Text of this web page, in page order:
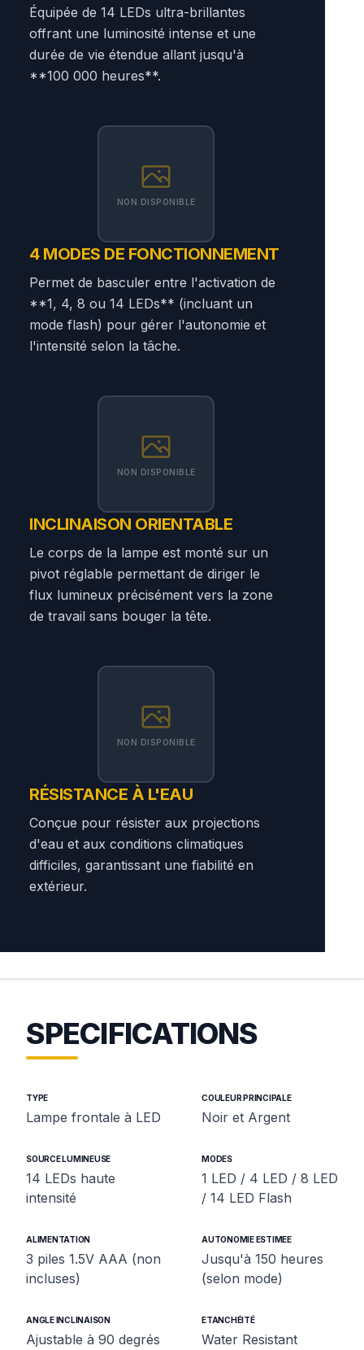
Équipée de 14 LEDs ultra-brillantes
offrant une luminosité intense et une
durée de vie étendue allant jusqu'à
**100 000 heures**.
NON DISPONIBLE
4 MODES DE FONCTIONNEMENT
Permet de basculer entre l'activation de
**1, 4, 8 ou 14 LEDs** (incluant un
mode flash) pour gérer l'autonomie et
l'intensité selon la tâche.
NON DISPONIBLE
INCLINAISON ORIENTABLE
Le corps de la lampe est monté sur un
pivot réglable permettant de diriger le
flux lumineux précisément vers la zone
de travail sans bouger la tête.
NON DISPONIBLE
RÉSISTANCE À L'EAU
Conçue pour résister aux projections
d'eau et aux conditions climatiques
difficiles, garantissant une fiabilité en
extérieur.
SPECIFICATIONS
TYPE
Lampe frontale à LED
COULEUR PRINCIPALE
Noir et Argent
SOURCE LUMINEUSE
14 LEDs haute
intensité
MODES
1 LED / 4 LED / 8 LED
/ 14 LED Flash
ALIMENTATION
3 piles 1.5V AAA (non
incluses)
AUTONOMIE ESTIMEE
Jusqu'à 150 heures
(selon mode)
ANGLE INCLINAISON
Ajustable à 90 degrés
ETANCHÉITÉ
Water Resistant